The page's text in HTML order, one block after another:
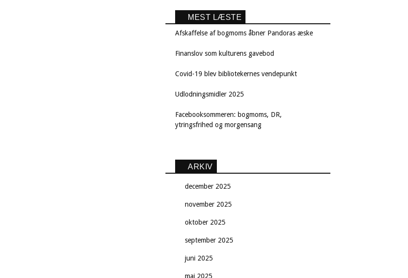
MEST LÆSTE
Afskaffelse af bogmoms åbner Pandoras æske
Finanslov som kulturens gavebod
Covid-19 blev bibliotekernes vendepunkt
Udlodningsmidler 2025
Facebooksommeren: bogmoms, DR,
ytringsfrihed og morgensang
ARKIV
december 2025
november 2025
oktober 2025
september 2025
juni 2025
maj 2025